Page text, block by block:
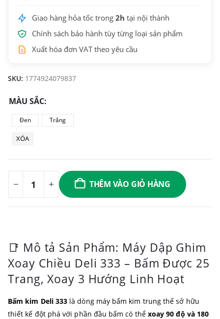
Giao hàng hỏa tốc trong 2h tại nội thành
Chính sách bảo hành tùy từng loại sản phẩm
Xuất hóa đơn VAT theo yêu cầu
SKU: 1774924079837
MÀU SẮC
Đen Trắng
XÓA
THÊM VÀO GIỎ HÀNG
📑 Mô tả Sản Phẩm: Máy Dập Ghim
Xoay Chiều Deli 333 – Bấm Được 25
Trang, Xoay 3 Hướng Linh Hoạt
Bấm kim Deli 333 là dòng máy bấm kim trung thế sở hữu
thiết kế đột phá với phần đầu bấm có thể xoay 90 độ và 180